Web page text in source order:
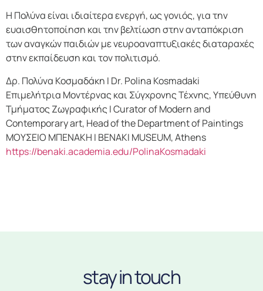
Η Πολύνα είναι ιδιαίτερα ενεργή, ως γονιός, για την
ευαισθητοποίηση και την βελτίωση στην ανταπόκριση
των αναγκών παιδιών με νευροαναπτυξιακές διαταραχές
στην εκπαίδευση και τον πολιτισμό.
Δρ. Πολύνα Κοσμαδάκη Ι Dr. Polina Kosmadaki
Επιμελήτρια Μοντέρνας και Σύγχρονης Τέχνης, Υπεύθυνη
Τμήματος Ζωγραφικής Ι Curator of Modern and
Contemporary art, Head of the Department of Paintings
ΜΟΥΣΕΙΟ ΜΠΕΝΑΚΗ Ι BENAKI MUSEUM, Athens
https://benaki.academia.edu/PolinaKosmadaki
stay in touch